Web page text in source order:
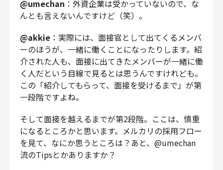
@umechan ：外資企業は受かっていないので、な
んとも言えないんですけど（笑）。
@akkie ：実際には、面接官として出てくるメンバ
ーのほうが、一緒に働くことになったりします。紹
介された人も、面接に出てきたメンバーが一緒に働
く人だという目線で見るとは思うんですけれども。
この「紹介してもらって、面接を受けるまで」が第
一段階ですよね。
そして面接を越えるまでが第2段階。ここは、慎重
になるところかと思います。メルカリの採用フロー
を見て、なにか思うところは？あと、@umechan
流のTipsとかありますか？